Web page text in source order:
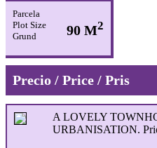
Parcela
Plot Size
Grund
90 M2
Precio / Price / Pris
A LOVELY
URBANISATION.